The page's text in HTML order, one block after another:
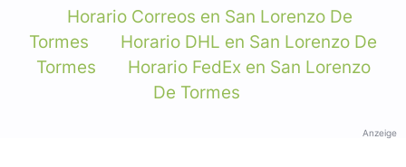
Horario Correos en San Lorenzo De
Tormes
Horario DHL en San Lorenzo De
Tormes
Horario FedEx en San Lorenzo
De Tormes
Anzeige